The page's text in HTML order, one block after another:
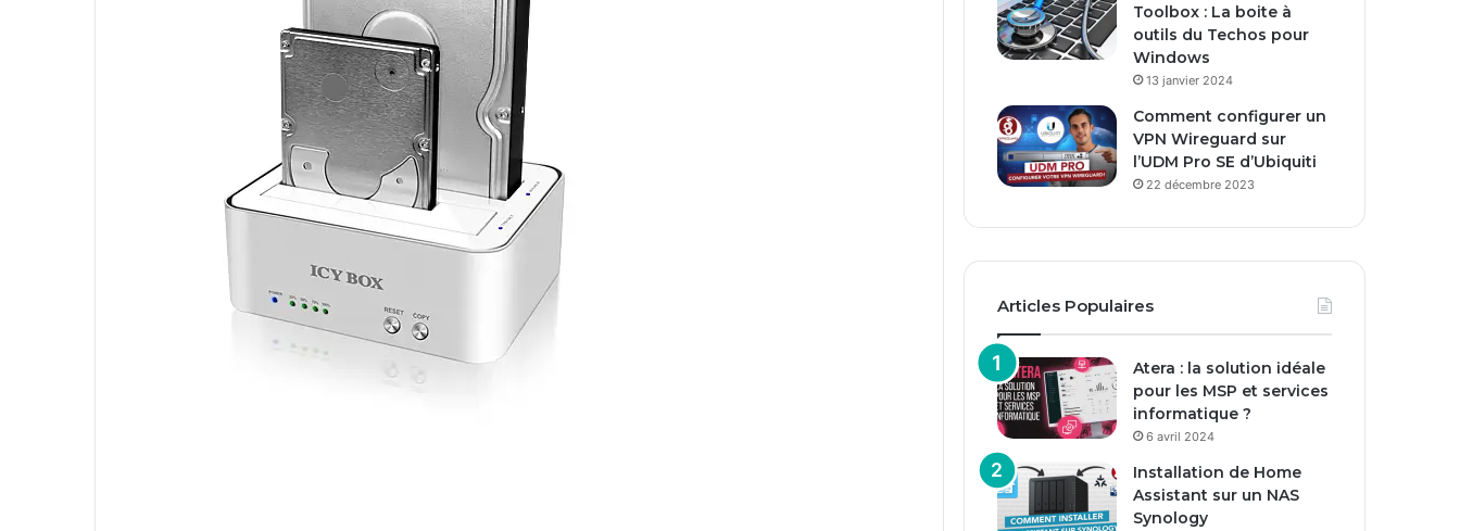
Toolbox : La boite à
outils du Techos pour
Windows
13 janvier 2024
Comment configurer un
VPN Wireguard sur
l’UDM Pro SE d’Ubiquiti
22 décembre 2023
Articles Populaires
Atera : la solution idéale
pour les MSP et services
informatique ?
6 avril 2024
Installation de Home
Assistant sur un NAS
Synology